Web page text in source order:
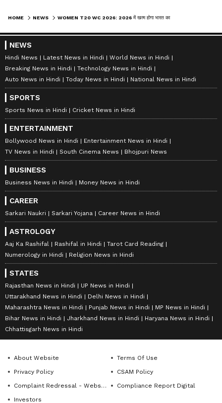
HOME NEWS
NEWS
Hindi News Latest News in Hindi
World News in Hindi
Breaking News in Hindi
Technology News in Hindi
Auto News in Hindi
Today News in Hindi National News in Hindi
SPORTS
Sports News in Hindi Cricket News in Hindi
ENTERTAINMENT
Bollywood News in Hindi
Entertainment News in Hindi
TV News in Hindi
South Cinema News Bhojpuri News
BUSINESS
Business News in Hindi Money News in Hindi
CAREER
Sarkari Naukri Sarkari Yojana Career News in Hindi
ASTROLOGY
Aaj Ka Rashifal Rashifal in Hindi
Tarot Card Reading
Numerology in Hindi
Religion News in Hindi
STATES
Rajasthan News in Hindi
UP News in Hindi
Uttarakhand News in Hindi
Delhi News in Hindi
Maharashtra News in Hindi
Punjab News in Hindi
MP News in Hindi
Bihar News in Hindi
Jharkhand News in Hindi
Haryana News in Hindi
Chhattisgarh News in Hindi
About Website
Terms Of Use
Privacy Policy
CSAM Policy
Complaint Redressal - Website
Compliance Report Digital
Investors